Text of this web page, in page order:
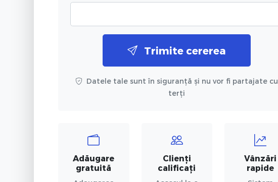
Trimite cererea
Datele tale sunt în siguranță și nu vor fi partajate cu
terți
Adăugare
gratuită
Clienți
calificați
Vânzări
rapide